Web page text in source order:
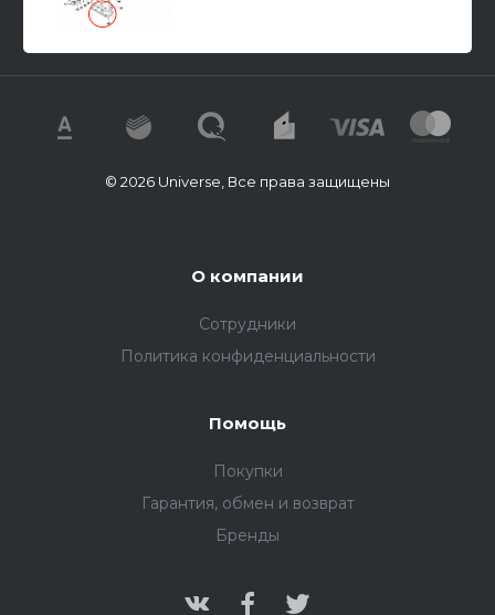
© 2026 Universe, Все права защищены
О компании
Сотрудники
Политика конфиденциальности
Помощь
Покупки
Гарантия, обмен и возврат
Бренды